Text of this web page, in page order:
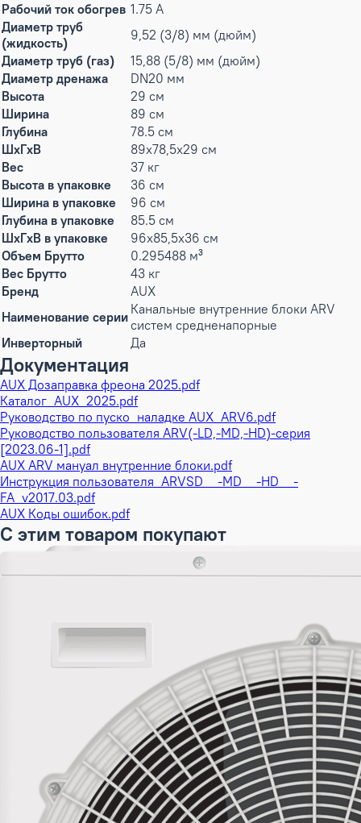
Рабочий ток обогрев 1.75 А
Диаметр труб
(жидкость)
9,52 (3/8) мм (дюйм)
Диаметр труб (газ)
15,88 (5/8) мм (дюйм)
Диаметр дренажа
DN20 мм
Высота
29 см
Ширина
89 см
Глубина
78.5 см
ШxГxВ
89x78,5x29 см
Вес
37 кг
Высота в упаковке
36 см
Ширина в упаковке
96 см
Глубина в упаковке
85.5 см
ШxГxВ в упаковке
96x85,5x36 см
Объем Брутто
0.295488 м³
Вес Брутто
43 кг
Бренд
AUX
Наименование серии Канальные внутренние блоки ARV
систем средненапорные
Инверторный
Да
Документация
AUX Дозаправка фреона 2025.pdf
Каталог_AUX_2025.pdf
Руководство по пуско_наладке AUX_ARV6.pdf
Руководство пользователя ARV(-LD,-MD,-HD)-серия
[2023.06-1].pdf
AUX ARV мануал внутренние блоки.pdf
Инструкция пользователя_ARVSD__-MD__-HD__-
FA_v2017.03.pdf
AUX Коды ошибок.pdf
С этим товаром покупают